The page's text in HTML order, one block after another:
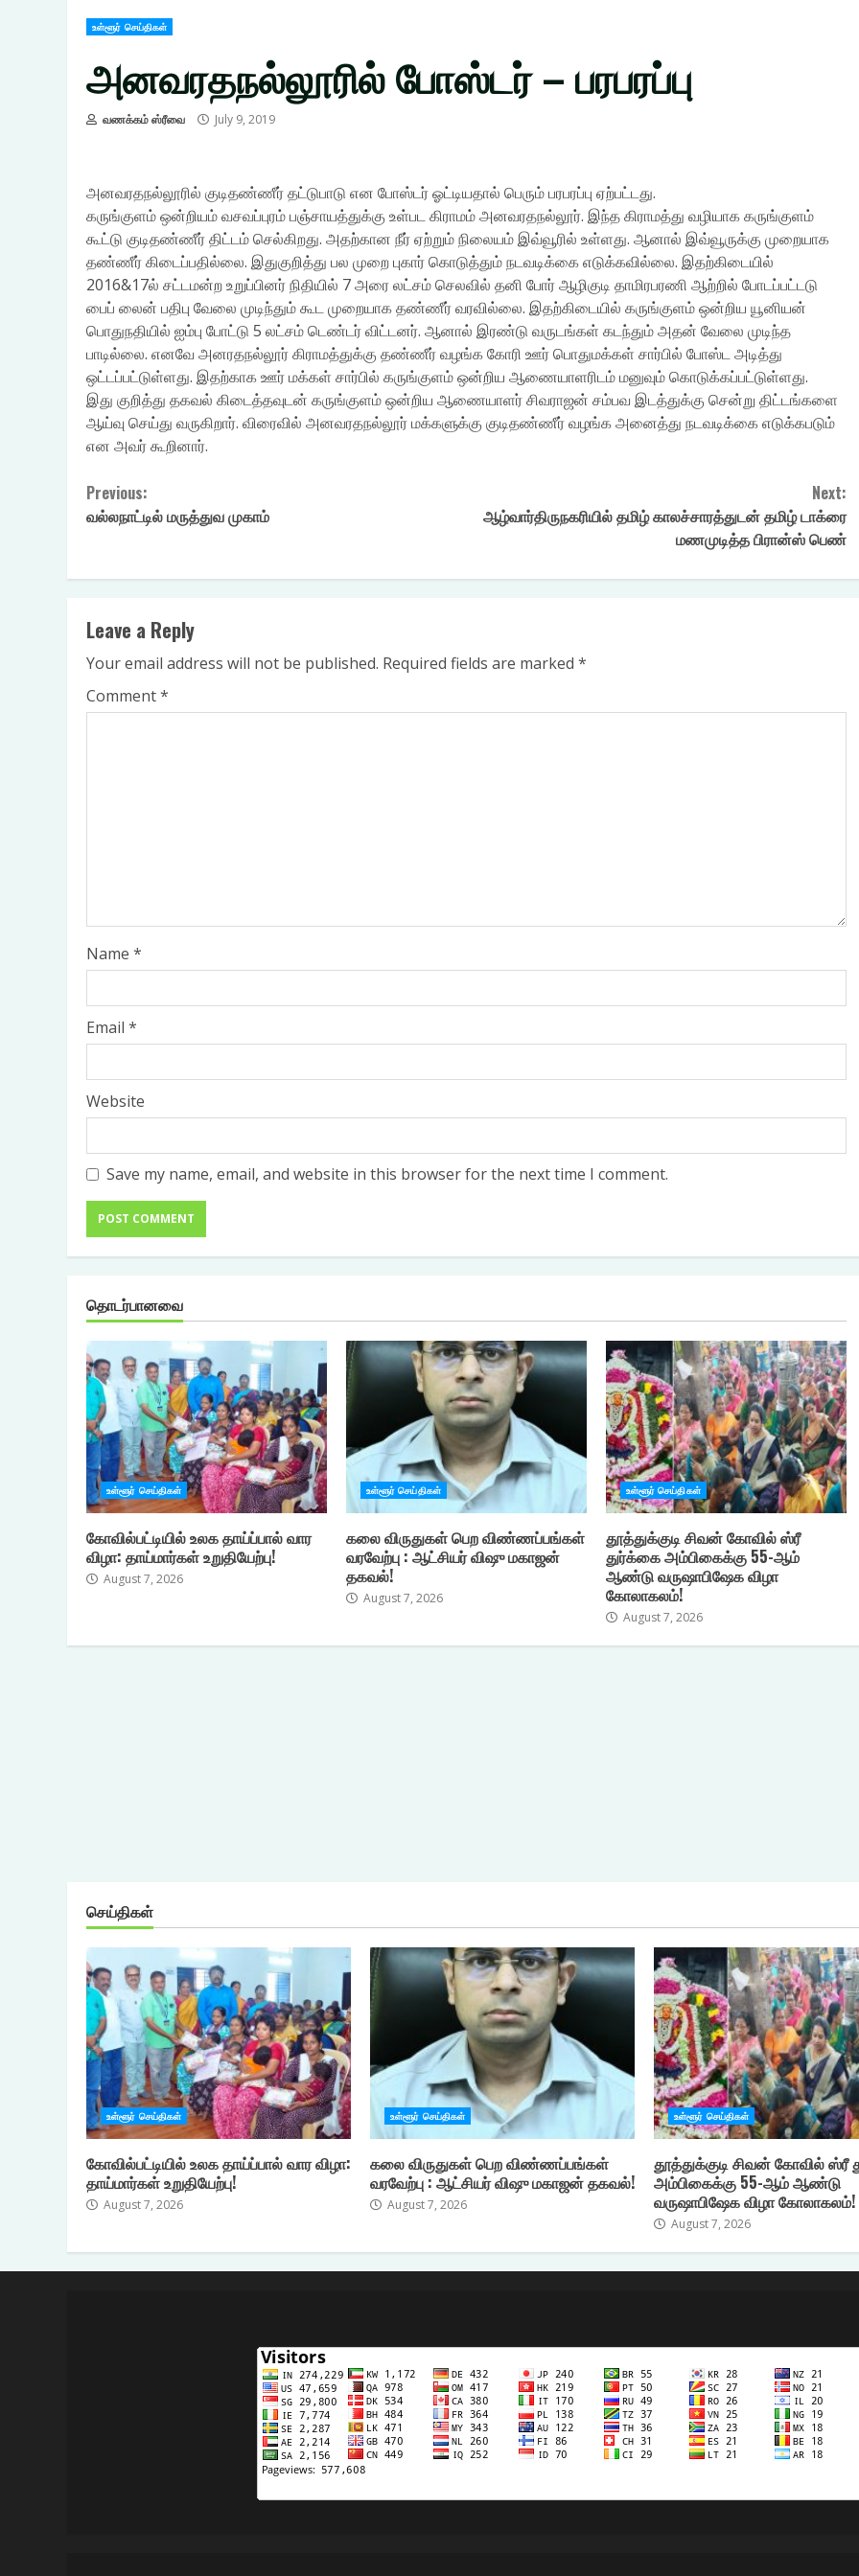
உள்ளூர் செய்திகள்
அனவரதநல்லூரில் போஸ்டர் – பரபரப்பு
வணக்கம் ஸ்ரீவை July 9, 2019
அனவரதநல்லூரில் குடிதண்ணீர் தட்டுபாடு என போஸ்டர் ஓட்டியதால் பெரும் பரபரப்பு ஏற்பட்டது.
கருங்குளம் ஒன்றியம் வசவப்புரம் பஞ்சாயத்துக்கு உள்பட கிராமம் அனவரதநல்லூர். இந்த கிராமத்து வழியாக கருங்குளம்
கூட்டு குடிதண்ணீர் திட்டம் செல்கிறது. அதற்கான நீர் ஏற்றும் நிலையம் இவ்வூரில் உள்ளது. ஆனால் இவ்வூருக்கு முறையாக
தண்ணீர் கிடைப்பதில்லை. இதுகுறித்து பல முறை புகார் கொடுத்தும் நடவடிக்கை எடுக்கவில்லை. இதற்கிடையில்
2016&17ல் சட்டமன்ற உறுப்பினர் நிதியில் 7 அரை லட்சம் செலவில் தனி போர் ஆழிகுடி தாமிரபரணி ஆற்றில் போடப்பட்டடு
பைப் லைன் பதிபு வேலை முடிந்தும் கூட முறையாக தண்ணீர் வரவில்லை. இதற்கிடையில் கருங்குளம் ஒன்றிய யூனியன்
பொதுநதியில் ஐம்பு போட்டு 5 லட்சம் டெண்டர் விட்டனர். ஆனால் இரண்டு வருடங்கள் கடந்தும் அதன் வேலை முடிந்த
பாடில்லை. எனவே அனரதநல்லூர் கிராமத்துக்கு தண்ணீர் வழங்க கோரி ஊர் பொதுமக்கள் சார்பில் போஸ்ட அடித்து
ஒட்டப்பட்டுள்ளது. இதற்காக ஊர் மக்கள் சார்பில் கருங்குளம் ஒன்றிய ஆணையாளரிடம் மனுவும் கொடுக்கப்பட்டுள்ளது.
இது குறித்து தகவல் கிடைத்தவுடன் கருங்குளம் ஒன்றிய ஆணையாளர் சிவராஜன் சம்பவ இடத்துக்கு சென்று திட்டங்களை
ஆய்வு செய்து வருகிறார். விரைவில் அனவரதநல்லூர் மக்களுக்கு குடிதண்ணீர் வழங்க அனைத்து நடவடிக்கை எடுக்கபடும்
என அவர் கூறினார்.
Continue
Reading
Previous:
வல்லநாட்டில் மருத்துவ முகாம்
Next:
ஆழ்வார்திருநகரியில் தமிழ் காலச்சாரத்துடன் தமிழ் டாக்ரை
மணமுடித்த பிரான்ஸ் பெண்
Leave a Reply
Your email address will not be published. Required fields are marked *
Comment*
Name *
Email *
Website
Save my name, email, and website in this browser for the next time I comment.
தொடர்பானவை
உள்ளூர் செய்திகள்
கோவில்பட்டியில் உலக தாய்ப்பால் வார
விழா: தாய்மார்கள் உறுதியேற்பு!
August 7, 2026
உள்ளூர் செய்திகள்
கலை விருதுகள் பெற விண்ணப்பங்கள்
வரவேற்பு : ஆட்சியர் விஷு மகாஜன்
தகவல்!
August 7, 2026
உள்ளூர் செய்திகள்
தூத்துக்குடி சிவன் கோவில் ஸ்ரீ
துர்க்கை அம்பிகைக்கு 55-ஆம்
ஆண்டு வருஷாபிஷேக விழா
கோலாகலம்!
August 7, 2026
₹270.00
ADD TO CART
₹200.00
ADD TO CART
₹330.00
ADD TO CART
₹210.00
ADD TO
செய்திகள்
உள்ளூர் செய்திகள்
கோவில்பட்டியில் உலக தாய்ப்பால் வார விழா:
தாய்மார்கள் உறுதியேற்பு!
August 7, 2026
உள்ளூர் செய்திகள்
கலை விருதுகள் பெற விண்ணப்பங்கள்
வரவேற்பு : ஆட்சியர் விஷு மகாஜன் தகவல்!
August 7, 2026
உள்ளூர் செய்திகள்
தூத்துக்குடி சிவன் கோவில் ஸ்ரீ
அம்பிகைக்கு 55-ஆம் ஆண்டு
வருஷாபிஷேக விழா கோலாகலம்!
August 7, 2026